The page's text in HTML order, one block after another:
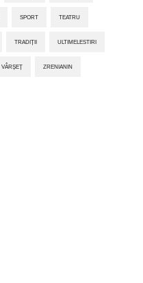
SPORT TEATRU
TRADIȚII ULTIMELESTIRI
VÂRȘEȚ ZRENIANIN